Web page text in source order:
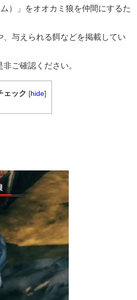
）」をオオカミ狼を仲間にするた
、与えられる餌などを掲載してい
ご確認ください。
ェック [hide]